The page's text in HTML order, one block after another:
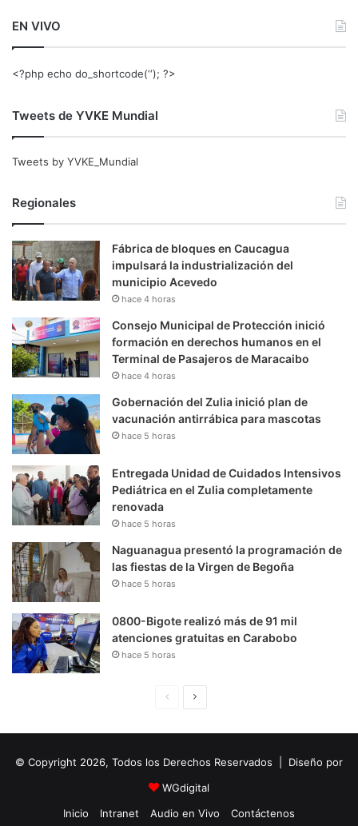
EN VIVO
<?php echo do_shortcode(‘‘); ?>
Tweets de YVKE Mundial
Tweets by YVKE_Mundial
Regionales
Fábrica de bloques en Caucagua
impulsará la industrialización del
municipio Acevedo
hace 4 horas
Consejo Municipal de Protección inició
formación en derechos humanos en el
Terminal de Pasajeros de Maracaibo
hace 4 horas
Gobernación del Zulia inició plan de
vacunación antirrábica para mascotas
hace 5 horas
Entregada Unidad de Cuidados Intensivos
Pediátrica en el Zulia completamente
renovada
hace 5 horas
Naguanagua presentó la programación de
las fiestas de la Virgen de Begoña
hace 5 horas
0800-Bigote realizó más de 91 mil
atenciones gratuitas en Carabobo
hace 5 horas
i
n
a
u
i
e
© Copyright 2026, Todos los Derechos Reservados | Diseño por
WGdigital
Inicio
Intranet Audio en Vivo Contáctenos